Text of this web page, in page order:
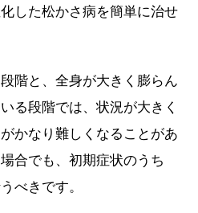
した松かさ病を簡単に治せ
階と、全身が大きく膨らん
る段階では、状況が大きく
かなり難しくなることがあ
合でも、初期症状のうち
べきです。